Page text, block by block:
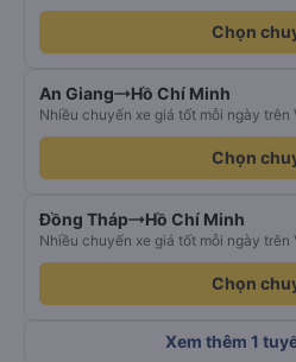
Chọn
An Giang Hồ Chí Minh
Nhiều chuyến xe giá tốt mỗi ngày trên
Chọn
Đồng Tháp Hồ Chí Minh
Nhiều chuyến xe giá tốt mỗi ngày trên
Chọn
Xem thêm 1